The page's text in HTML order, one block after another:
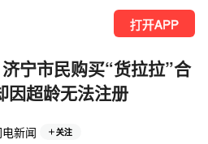
打开APP
宁市民购买“货拉拉”合
因超龄无法注册
电新闻 关注